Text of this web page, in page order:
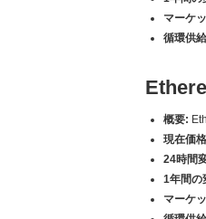
マーケ
循環供
概要:
現在価
24時間
1年間の
マーケ